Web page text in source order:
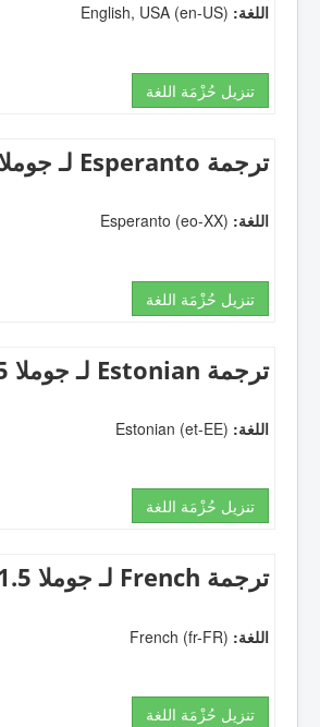
اللغة:
تنزيل حُزْمَة اللغة
ترجمة Esperanto لـ جوملا 1.5
اللغة:
تنزيل حُزْمَة اللغة
ترجمة Estonian لـ جوملا 1.5
اللغة:
تنزيل حُزْمَة اللغة
ترجمة French لـ جوملا 1.5
اللغة:
تنزيل حُزْمَة اللغة